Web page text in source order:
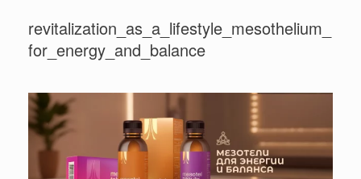
revitalization_as_a_lifestyle_mesothelium_
for_energy_and_balance